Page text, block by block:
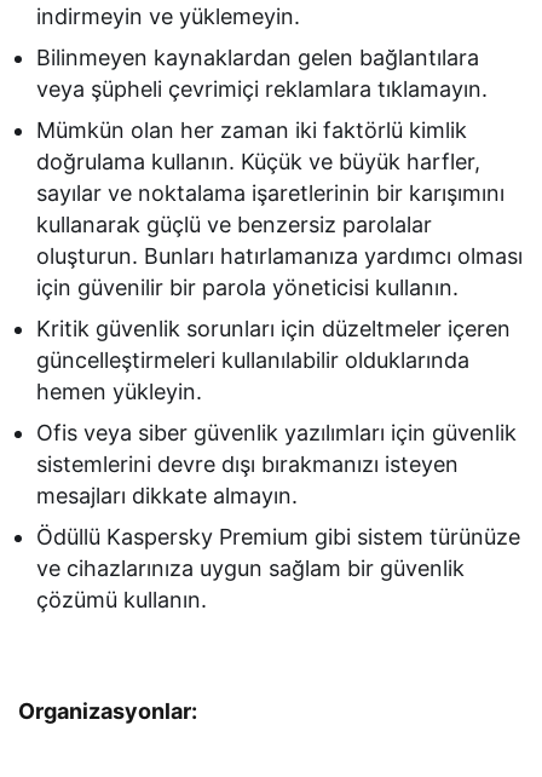
indirmeyin ve yüklemeyin.
Bilinmeyen kaynaklardan gelen bağlantılara
veya şüpheli çevrimiçi reklamlara tıklamayın.
Mümkün olan her zaman iki faktörlü kimlik
doğrulama kullanın. Küçük ve büyük harfler,
sayılar ve noktalama işaretlerinin bir karışımını
kullanarak güçlü ve benzersiz parolalar
oluşturun. Bunları hatırlamanıza yardımcı olması
için güvenilir bir parola yöneticisi kullanın.
Kritik güvenlik sorunları için düzeltmeler içeren
güncelleştirmeleri kullanılabilir olduklarında
hemen yükleyin.
Ofis veya siber güvenlik yazılımları için güvenlik
sistemlerini devre dışı bırakmanızı isteyen
mesajları dikkate almayın.
Ödüllü Kaspersky Premium gibi sistem türünüze
ve cihazlarınıza uygun sağlam bir güvenlik
çözümü kullanın.
Organizasyonlar: